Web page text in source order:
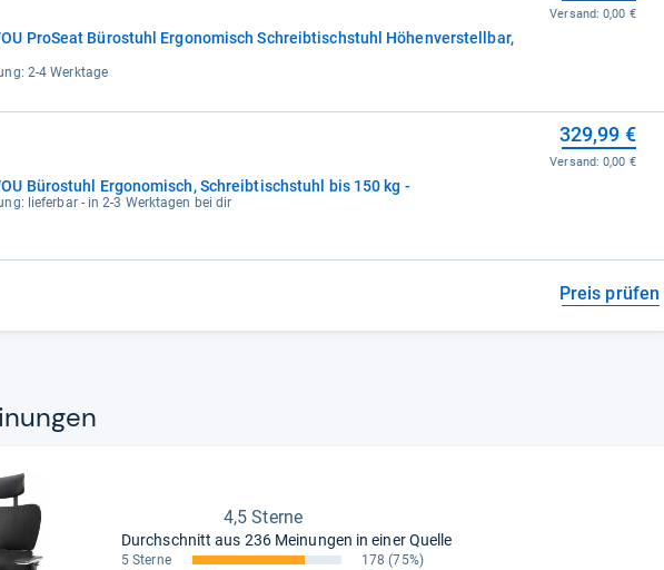
ProSeat Bürostuhl Ergonomisch Schreibtischstuhl Höhenverstellbar,
2-4 Werktage
Versand:0,00 €
Bürostuhl Ergonomisch, Schreibtischstuhl bis 150 kg -
lieferbar - in 2-3 Werktagen bei dir
329,99 €
Versand:0,00 €
Preis prüfen
4,5 Sterne
Durchschnitt aus 236 Meinungen in einer Quelle
5 Sterne 178 (75%)